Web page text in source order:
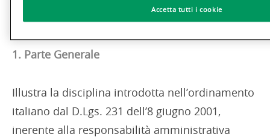
È costituito dalle seguenti parti:
1. Parte Generale
Illustra la disciplina introdotta nell’ordinamento
italiano dal D.Lgs. 231 dell’8 giugno 2001,
inerente alla responsabilità amministrativa
Accetta tutti i cookie